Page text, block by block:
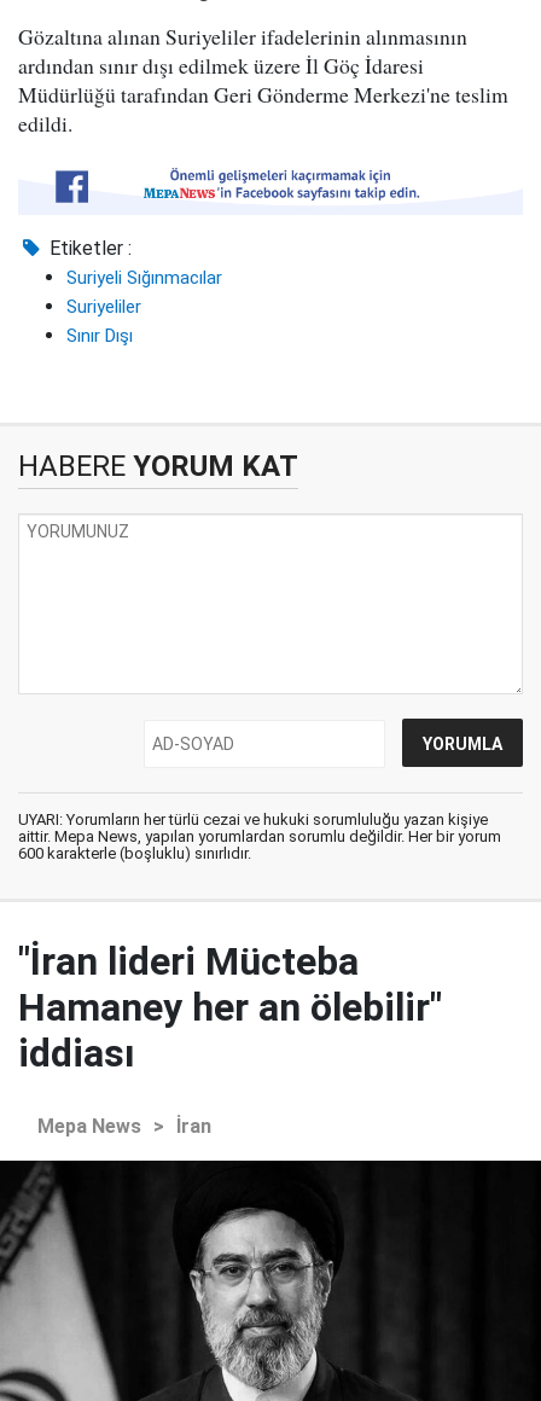
Gözaltına alınan Suriyeliler ifadelerinin alınmasının
ardından sınır dışı edilmek üzere İl Göç İdaresi
Müdürlüğü tarafından Geri Gönderme Merkezi'ne teslim
edildi.
Etiketler :
Suriyeli Sığınmacılar
Suriyeliler
Sınır Dışı
HABERE YORUM KAT
UYARI: Yorumların her türlü cezai ve hukuki sorumluluğu yazan kişiye
aittir. Mepa News, yapılan yorumlardan sorumlu değildir. Her bir yorum
600 karakterle (boşluklu) sınırlıdır.
"İran lideri Mücteba
Hamaney her an ölebilir"
iddiası
Mepa News > İran